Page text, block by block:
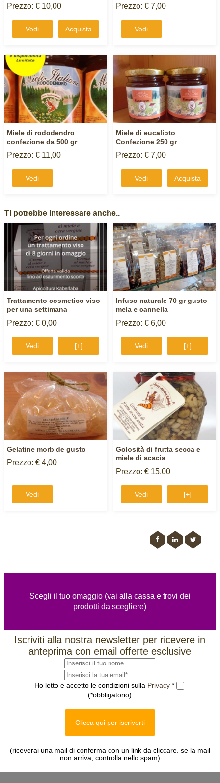
Prezzo: € 10,00
Vedi Acquista
Prezzo: € 7,00
Vedi
Miele di rododendro
confezione da 500 gr
Prezzo: € 11,00
Vedi
Miele di eucalipto
Confezione 250 gr
Prezzo: € 7,00
Vedi Acquista
Ti potrebbe interessare anche..
Trattamento cosmetico viso
per una settimana
Prezzo: € 0,00
Vedi [+]
Infuso naturale 70 gr gusto
mela e cannella
Prezzo: € 6,00
Vedi [+]
Gelatine morbide gusto
Prezzo: € 4,00
Vedi
Golosità di frutta secca e
miele di acacia
Prezzo: € 15,00
Vedi [+]
Scegli il tuo omaggio (vai alla cassa e trovi dei
prodotti da scegliere)
Iscriviti alla nostra newsletter per ricevere in
anteprima con email offerte esclusive
Ho letto e accetto le condizioni sulla Privacy *
(*obbligatorio)
Clicca qui per iscriverti
(riceverai una mail di conferma con un link da cliccare, se la mail
non arriva, controlla nello spam)